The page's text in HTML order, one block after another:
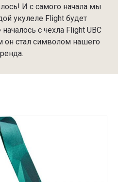
И с самого начала мы
укулеле Flight будет
с чехла Flight UBC
он стал символом нашего